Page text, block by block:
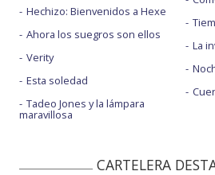
Hechizo: Bienvenidos a Hexe
Ahora los suegros son ellos
Verity
Esta soledad
Tadeo Jones y la lámpara
maravillosa
La
CARTELERA